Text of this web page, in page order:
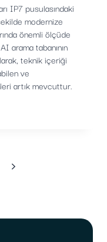
IP7 pusulasındaki
modernize
önemli ölçüde
arama tabanının
teknik içeriği
ve
artık mevcuttur.
Sonraki